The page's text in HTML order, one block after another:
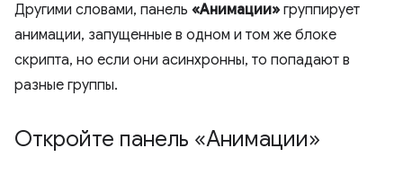
Другими словами, панель «Анимации» группирует
анимации, запущенные в одном и том же блоке
скрипта, но если они асинхронны, то попадают в
разные группы.
Откройте панель «Анимации»